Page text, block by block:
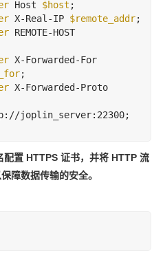
Host $host ;
X-Real-IP $remote_addr;
REMOTE-HOST
;
joplin_server:22300;
置 HTTPS 证书，并将 HTTP 流
障数据传输的安全。